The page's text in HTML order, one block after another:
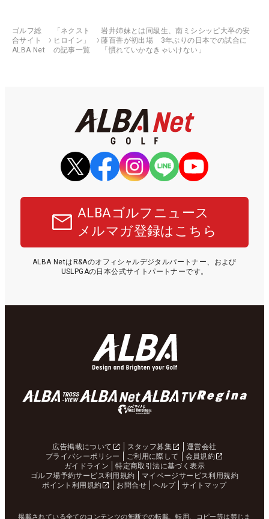
ゴルフ総
合サイト
ALBA Net
「ネクスト
ヒロイン」
の記事一覧
岩井姉妹とは同級生、南ミシシッピ大卒の安
藤百香が初出場 3年ぶりの日本での試合に
「慣れていかなきゃいけない」
ALBAゴルフニュース
メルマガ登録はこちら
ALBA NetはR&Aのオフィシャルデジタルパートナー、および
USLPGAの日本公式サイトパートナーです。
広告掲載について スタッフ募集
運営会社
プライバシーポリシー
ご利用に際して
会員規約
ガイドライン
特定商取引法に基づく表示
ゴルフ場予約サービス利用規約
マイページサービス利用規約
ポイント利用規約
お問合せ ヘルプ サイトマップ
掲載されている全てのコンテンツの無断での転載、転用、コピー等は禁じま